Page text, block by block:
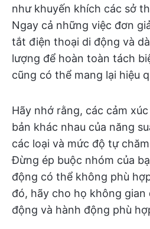
như khuyến khích các sở
Ngay cả những việc đơn
tắt điện thoại di động và
lượng để hoàn toàn tách
cũng có thể mang lại hiệu
Hãy nhớ rằng, các cảm
bản khác nhau của năng
các loại và mức độ tự
Đừng ép buộc nhóm của
động có thể không phù
đó, hãy cho họ không gian
động và hành động phù